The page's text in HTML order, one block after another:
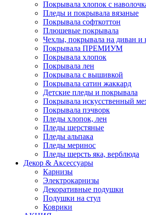
Покрывала хлопок с
Пледы и покрывала вязаные
Покрывала софткоттон
Плюшевые покрывала
Чехлы, покрывала на диван и
Покрывала ПРЕМИУМ
Покрывала хлопок
Покрывала лен
Покрывала с вышивкой
Покрывала сатин жаккард
Детские пледы и покрывала
Покрывала искусственный
Покрывала пэчворк
Пледы хлопок, лен
Пледы шерстяные
Пледы альпака
Пледы меринос
Пледы шерсть яка, верблюда
Декор & Аксессуары
Карнизы
Электрокарнизы
Декоративные подушки
Подушки на стул
Коврики